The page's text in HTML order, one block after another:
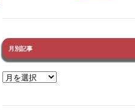
月別記事